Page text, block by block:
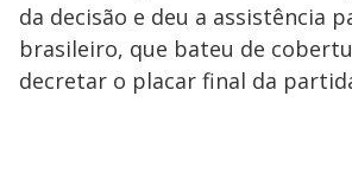
da decisão e deu a assistência
brasileiro, que bateu de
decretar o placar final da